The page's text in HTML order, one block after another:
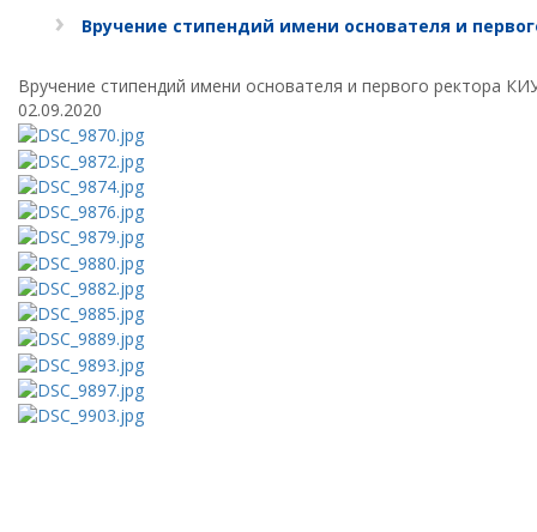
Вручение стипендий имени основателя и
Вручение стипендий имени основателя и первого ректора
02.09.2020